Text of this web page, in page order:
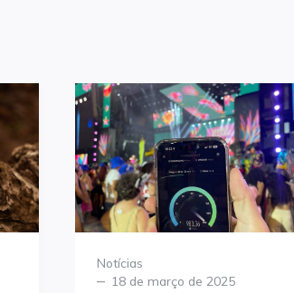
Category
Notícias
Posted
18 de março de 2025